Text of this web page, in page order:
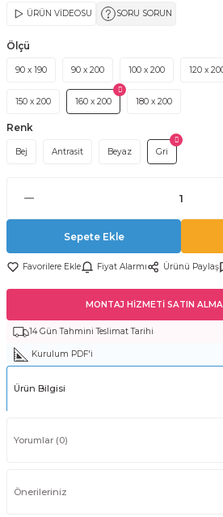
ÜRÜN VİDEOSU SORU SORUN
Ölçü
90 x 190 90 x 200 100 x 200 120 x
150 x 200 160 x 200 180 x 200
Renk
Bej Antrasit Beyaz Gri
Sepete Ekle
Fiyat Alarmı Ürünü Paylaş
MONTAJ HİZMETİ SATIN
14 Gün Tahmini Teslimat Tarihi
Kurulum PDF'i
Ürün Bilgisi
Yorumlar (0)
Önerileriniz